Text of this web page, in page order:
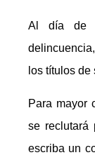
Al día de
los títulos de
Para mayor
se reclutará
escriba un